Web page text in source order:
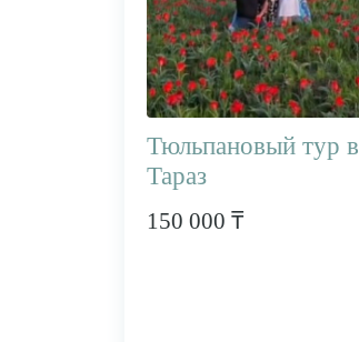
Тюльпановый тур в
Тараз
150 000 ₸